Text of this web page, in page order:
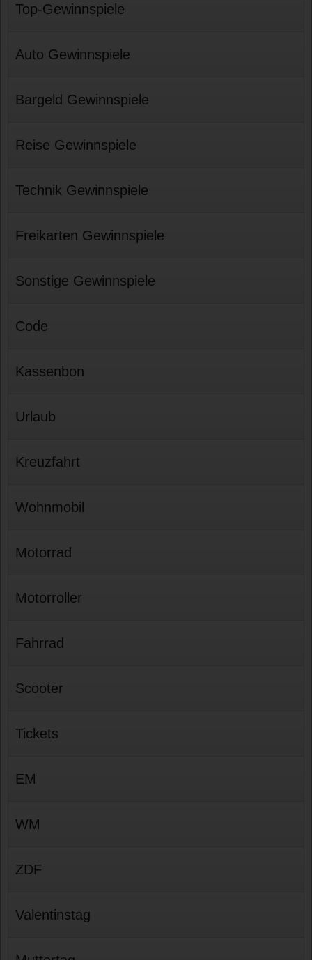
Top-Gewinnspiele
Auto Gewinnspiele
Bargeld Gewinnspiele
Reise Gewinnspiele
Technik Gewinnspiele
Freikarten Gewinnspiele
Sonstige Gewinnspiele
Code
Kassenbon
Urlaub
Kreuzfahrt
Wohnmobil
Motorrad
Motorroller
Fahrrad
Scooter
Tickets
EM
WM
ZDF
Valentinstag